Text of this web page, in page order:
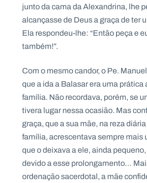
junto da cama da Alexandrina, lhe
alcançasse de Deus a graça de ter
Ela respondeu-lhe: “Então peça e
também!”.
Com o mesmo candor, o Pe.
que a ida a Balasar era uma prática
família. Não recordava, porém, se
tivera lugar nessa ocasião. Mas
graça, que a sua mãe, na reza
família, acrescentava sempre mais
que o deixava a ele, ainda
devido a esse prolongamento…
ordenação sacerdotal, a mãe
e
n
d
a
n
t
a
c
o
N
e
w
s
e
tt
e
r